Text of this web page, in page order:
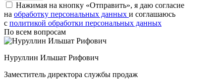
Нажимая на кнопку «Отправить», я даю согласие
на обработку персональных данных и соглашаюсь
c политикой обработки персональных данных
По всем вопросам
Нуруллин Ильшат Рифович
Заместитель директора службы продаж